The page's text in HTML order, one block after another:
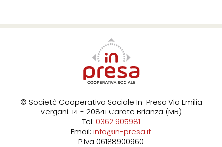
© Società Cooperativa Sociale In-Presa Via Emilia
Vergani. 14 - 20841 Carate Brianza (MB)
Tel. 0362 905981
Email: info@in-presa.it
P.Iva 06188900960